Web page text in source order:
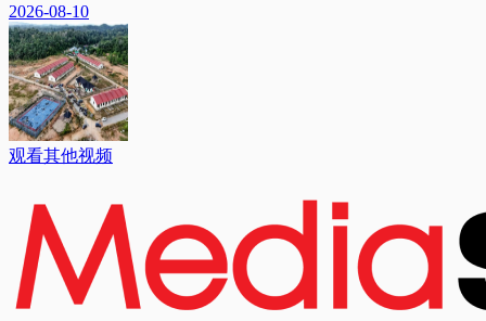
2026-08-10
观看其他视频